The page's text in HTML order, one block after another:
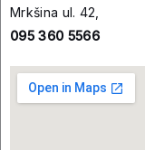
Mrkšina ul. 42,
095 360 5566